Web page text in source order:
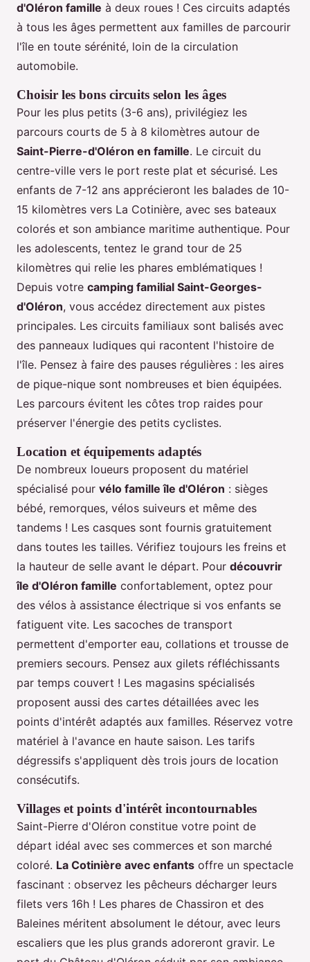
d'Oléron famille à deux roues ! Ces circuits adaptés
à tous les âges permettent aux familles de parcourir
l'île en toute sérénité, loin de la circulation
automobile.
Choisir les bons circuits selon les âges
Pour les plus petits (3-6 ans), privilégiez les
parcours courts de 5 à 8 kilomètres autour de
Saint-Pierre-d'Oléron en famille. Le circuit du
centre-ville vers le port reste plat et sécurisé. Les
enfants de 7-12 ans apprécieront les balades de 10-
15 kilomètres vers La Cotinière, avec ses bateaux
colorés et son ambiance maritime authentique. Pour
les adolescents, tentez le grand tour de 25
kilomètres qui relie les phares emblématiques !
Depuis votre camping familial Saint-Georges-
d'Oléron, vous accédez directement aux pistes
principales. Les circuits familiaux sont balisés avec
des panneaux ludiques qui racontent l'histoire de
l'île. Pensez à faire des pauses régulières : les aires
de pique-nique sont nombreuses et bien équipées.
Les parcours évitent les côtes trop raides pour
préserver l'énergie des petits cyclistes.
Location et équipements adaptés
De nombreux loueurs proposent du matériel
spécialisé pour vélo famille île d'Oléron : sièges
bébé, remorques, vélos suiveurs et même des
tandems ! Les casques sont fournis gratuitement
dans toutes les tailles. Vérifiez toujours les freins et
la hauteur de selle avant le départ. Pour découvrir
île d'Oléron famille confortablement, optez pour
des vélos à assistance électrique si vos enfants se
fatiguent vite. Les sacoches de transport
permettent d'emporter eau, collations et trousse de
premiers secours. Pensez aux gilets réfléchissants
par temps couvert ! Les magasins spécialisés
proposent aussi des cartes détaillées avec les
points d'intérêt adaptés aux familles. Réservez votre
matériel à l'avance en haute saison. Les tarifs
dégressifs s'appliquent dès trois jours de location
consécutifs.
Villages et points d'intérêt incontournables
Saint-Pierre d'Oléron constitue votre point de
départ idéal avec ses commerces et son marché
coloré. La Cotinière avec enfants offre un spectacle
fascinant : observez les pêcheurs décharger leurs
filets vers 16h ! Les phares de Chassiron et des
Baleines méritent absolument le détour, avec leurs
escaliers que les plus grands adoreront gravir. Le